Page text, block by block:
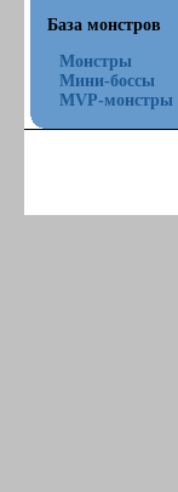
База монстров
Монстры
Мини-боссы
MVP-монстры